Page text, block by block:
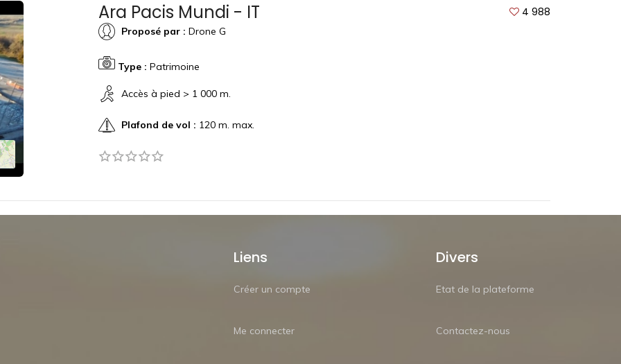
Ara Pacis Mundi - IT 4 988
Proposé par : Drone G
Type : Patrimoine
Accès à pied > 1 000 m.
Plafond de vol : 120 m. max.
Liens
Créer un compte
Me connecter
Divers
Etat de la plateforme
Contactez-nous